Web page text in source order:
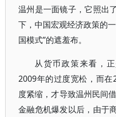
温州是一面镜子，它照出
下，中国宏观经济政策的
国模式”的遮羞布。
从货币政策来看，
2009年的过度宽松，而
度紧缩，才导致温州民间
金融危机爆发以后，由于